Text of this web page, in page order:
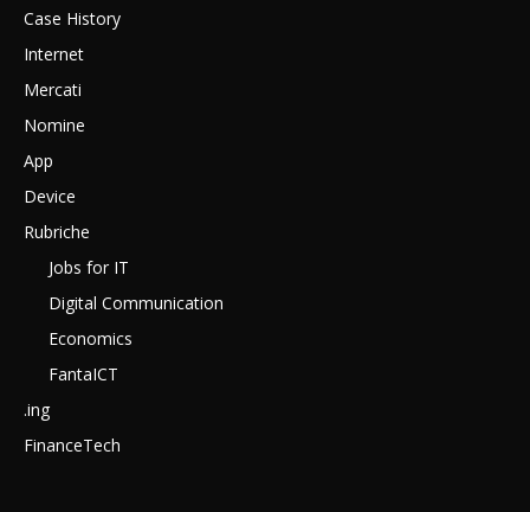
Case History
Internet
Mercati
Nomine
App
Device
Rubriche
Jobs for IT
Digital Communication
Economics
FantaICT
.ing
FinanceTech